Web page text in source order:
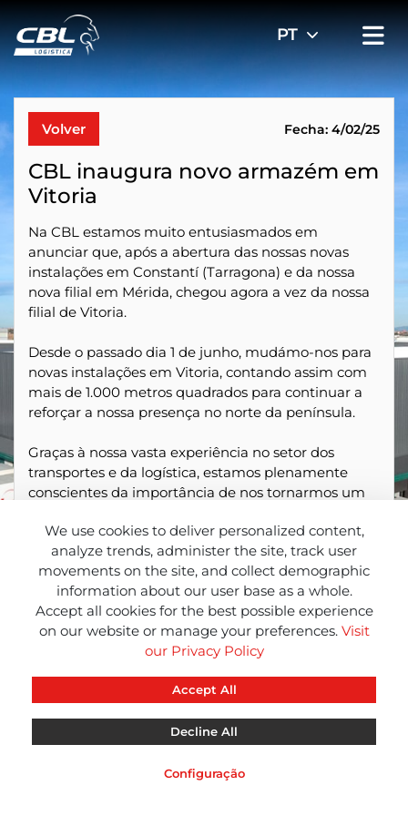
Volver Fecha: 4/02/25
CBL inaugura novo armazém em
Vitoria
Na CBL estamos muito entusiasmados em
anunciar que, após a abertura das nossas novas
instalações em Constantí (Tarragona) e da nossa
nova filial em Mérida, chegou agora a vez da nossa
filial de Vitoria.
Desde o passado dia 1 de junho, mudámo-nos para
novas instalações em Vitoria, contando assim com
mais de 1.000 metros quadrados para continuar a
reforçar a nossa presença no norte da península.
Graças à nossa vasta experiência no setor dos
transportes e da logística, estamos plenamente
conscientes da importância de nos tornarmos um
garantir que as suas mercadorias sejam entregues
a tempo e em perfeito estado.
We use cookies to deliver personalized content,
analyze trends, administer the site, track user
movements on the site, and collect demographic
information about our user base as a whole.
Accept all cookies for the best possible experience
on our website or manage your preferences. Visit
our Privacy Policy
Configuração
Accept All
Decline All